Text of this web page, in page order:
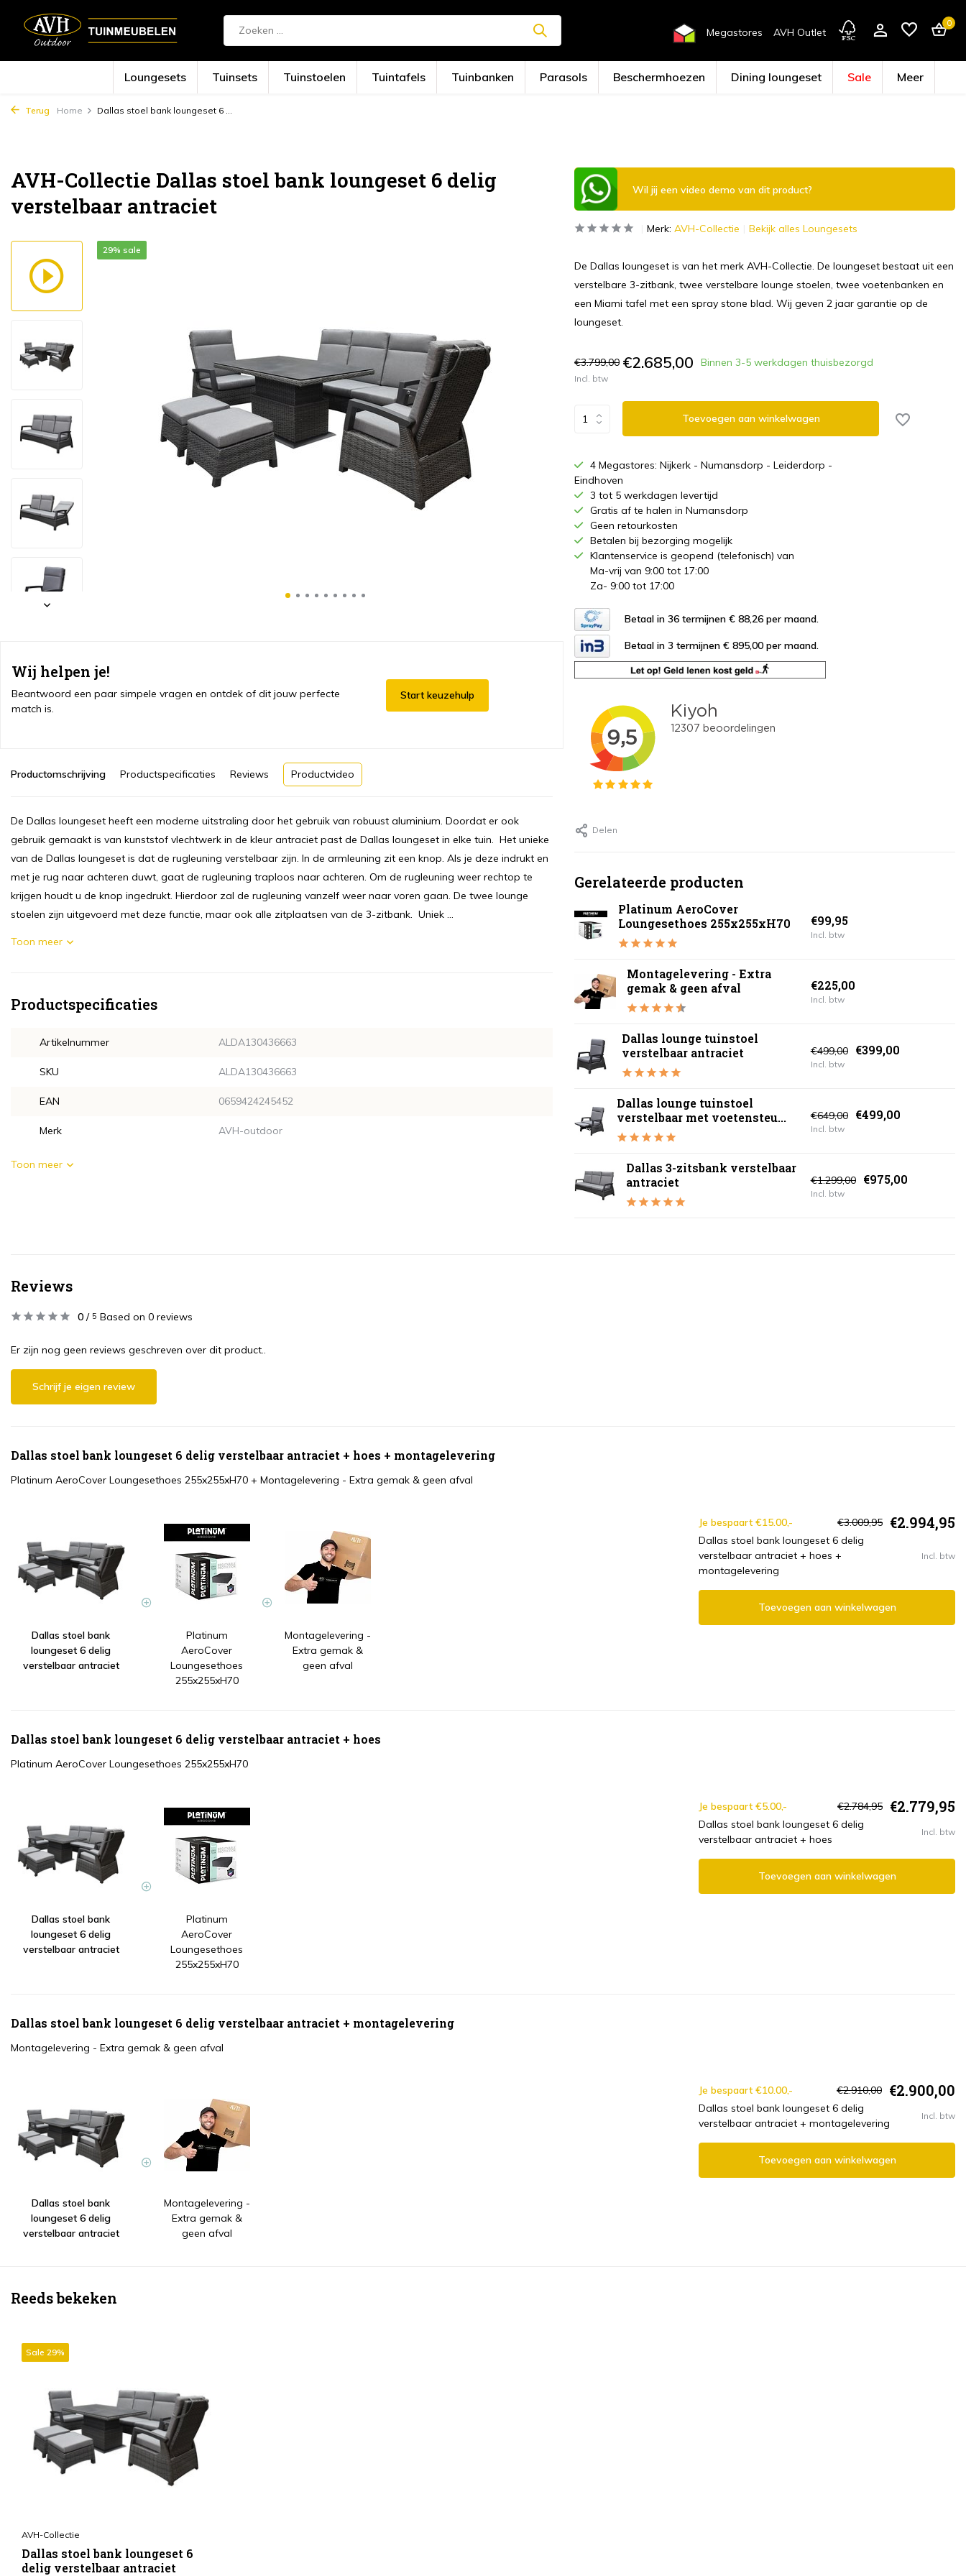
Megastores AVH Outlet
0
Loungesets Tuinsets Tuinstoelen Tuintafels Tuinbanken Parasols Beschermhoezen Dining loungeset Sale Meer
Terug Home Dallas stoel bank loungeset 6 ...
AVH-Collectie Dallas stoel bank loungeset 6 delig
verstelbaar antraciet
29% sale
Wij helpen je!
Beantwoord een paar simpele vragen en ontdek of dit jouw perfecte
match is.
Start keuzehulp
Productomschrijving Productspecificaties Reviews Productvideo
De Dallas loungeset heeft een moderne uitstraling door het gebruik van robuust aluminium. Doordat er ook
gebruik gemaakt is van kunststof vlechtwerk in de kleur antraciet past de Dallas loungeset in elke tuin. Het unieke
van de Dallas loungeset is dat de rugleuning verstelbaar zijn. In de armleuning zit een knop. Als je deze indrukt en
met je rug naar achteren duwt, gaat de rugleuning traploos naar achteren. Om de rugleuning weer rechtop te
krijgen houdt u de knop ingedrukt. Hierdoor zal de rugleuning vanzelf weer naar voren gaan. De twee lounge
stoelen zijn uitgevoerd met deze functie, maar ook alle zitplaatsen van de 3-zitbank. Uniek ...
Toon meer
Productspecificaties
Artikelnummer ALDA130436663
SKU ALDA130436663
EAN 0659424245452
Merk AVH-outdoor
Toon meer
Wil jij een video demo van dit product?
Merk: AVH-Collectie Bekijk alles Loungesets
De Dallas loungeset is van het merk AVH-Collectie. De loungeset bestaat uit een
verstelbare 3-zitbank, twee verstelbare lounge stoelen, twee voetenbanken en
een Miami tafel met een spray stone blad. Wij geven 2 jaar garantie op de
loungeset.
€3.799,00 €2.685,00 Binnen 3-5 werkdagen thuisbezorgd
Incl. btw
Toevoegen aan winkelwagen
4 Megastores: Nijkerk - Numansdorp - Leiderdorp -
Eindhoven
3 tot 5 werkdagen levertijd
Gratis af te halen in Numansdorp
Geen retourkosten
Betalen bij bezorging mogelijk
Klantenservice is geopend (telefonisch) van
Ma-vrij van 9:00 tot 17:00
Za- 9:00 tot 17:00
Betaal in 36 termijnen € 88,26 per maand.
Betaal in 3 termijnen € 895,00 per maand.
Delen
Gerelateerde producten
Platinum AeroCover
Loungesethoes 255x255xH70
€99,95
Incl. btw
Montagelevering - Extra
gemak & geen afval
€225,00
Incl. btw
Dallas lounge tuinstoel
verstelbaar antraciet
€499,00 €399,00
Incl. btw
Dallas lounge tuinstoel
verstelbaar met voetensteu...
€649,00 €499,00
Incl. btw
Dallas 3-zitsbank verstelbaar
antraciet
€1.299,00 €975,00
Incl. btw
Reviews
0 / 5 Based on 0 reviews
Er zijn nog geen reviews geschreven over dit product..
Schrijf je eigen review
Dallas stoel bank loungeset 6 delig verstelbaar antraciet + hoes + montagelevering
Platinum AeroCover Loungesethoes 255x255xH70 + Montagelevering - Extra gemak & geen afval
Dallas stoel bank
loungeset 6 delig
verstelbaar antraciet
Platinum
AeroCover
Loungesethoes
255x255xH70
Montagelevering -
Extra gemak &
geen afval
Je bespaart €15.00,- €3.009,95 €2.994,95
Dallas stoel bank loungeset 6 delig
verstelbaar antraciet + hoes +
montagelevering
Incl. btw
Toevoegen aan winkelwagen
Dallas stoel bank loungeset 6 delig verstelbaar antraciet + hoes
Platinum AeroCover Loungesethoes 255x255xH70
Dallas stoel bank
loungeset 6 delig
verstelbaar antraciet
Platinum
AeroCover
Loungesethoes
255x255xH70
Je bespaart €5.00,- €2.784,95 €2.779,95
Dallas stoel bank loungeset 6 delig
verstelbaar antraciet + hoes
Incl. btw
Toevoegen aan winkelwagen
Dallas stoel bank loungeset 6 delig verstelbaar antraciet + montagelevering
Montagelevering - Extra gemak & geen afval
Dallas stoel bank
loungeset 6 delig
verstelbaar antraciet
Montagelevering -
Extra gemak &
geen afval
Je bespaart €10.00,- €2.910,00 €2.900,00
Dallas stoel bank loungeset 6 delig
verstelbaar antraciet + montagelevering
Incl. btw
Toevoegen aan winkelwagen
Reeds bekeken
Sale 29%
AVH-Collectie
Dallas stoel bank loungeset 6
delig verstelbaar antraciet